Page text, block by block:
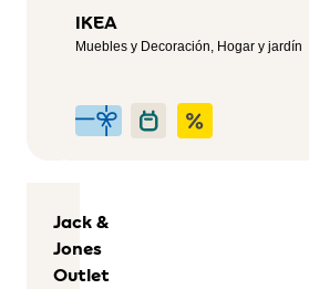
Iberdrola
Servicios,
IKEA
Muebles y Decoración, Hogar y jardín
Jack &
Jones
Outlet